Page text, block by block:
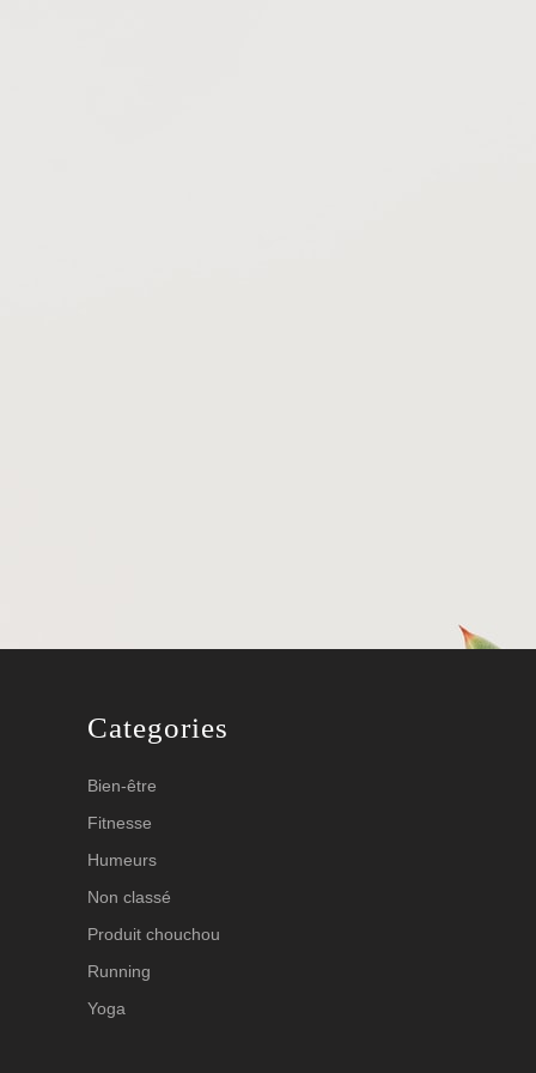
Categories
Bien-être
Fitnesse
Humeurs
Non classé
Produit chouchou
Running
Yoga